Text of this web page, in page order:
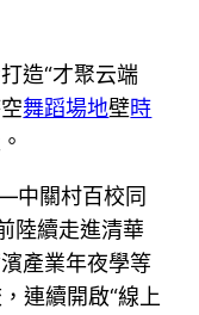
造“才聚云端
舞蹈場地壁時
中關村百校同
陸續走進清華
產業年夜學等
連續開啟“線上